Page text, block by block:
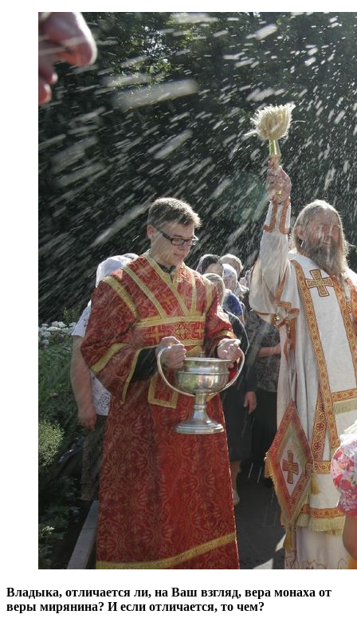
Владыка, отличается ли, на Ваш взгляд, вера монаха от
веры мирянина? И если отличается, то чем?